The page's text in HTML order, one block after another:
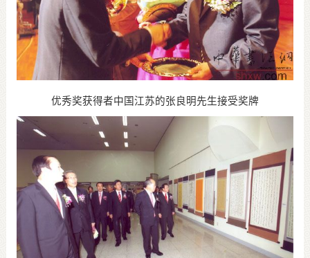
优秀奖获得者中国江苏的张良明先生接受奖牌